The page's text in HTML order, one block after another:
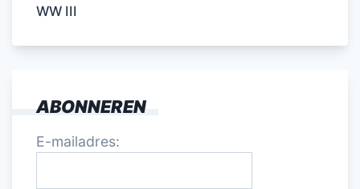
WW III
ABONNEREN
E-mailadres: